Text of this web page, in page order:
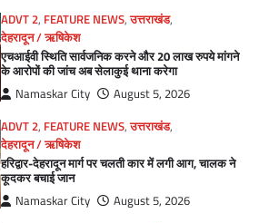
ADVT 2, FEATURE NEWS,उत्तराखंड,
देहरादून / ऋषिकेश
एचआईवी स्थिति सार्वजनिक करने और 20 लाख रुपये मांगने
के आरोपों की जांच अब सेलाकुई थाना करेगा
Namaskar City
August 5, 2026
ADVT 2, FEATURE NEWS,उत्तराखंड,
देहरादून / ऋषिकेश
हरिद्वार-देहरादून मार्ग पर चलती कार में लगी आग, चालक ने
कूदकर बचाई जान
Namaskar City
August 5, 2026